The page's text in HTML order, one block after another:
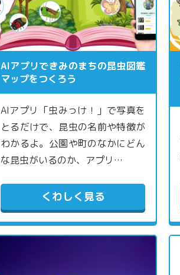
AIアプリできみのまちの昆虫図鑑
マップをつくろう
AIアプリ「虫みっけ！」で写真を
とるだけで、昆虫の名前や特徴が
わかるよ。公園や町のなかにどん
な昆虫がいるのか、アプリ…
くわしく見る